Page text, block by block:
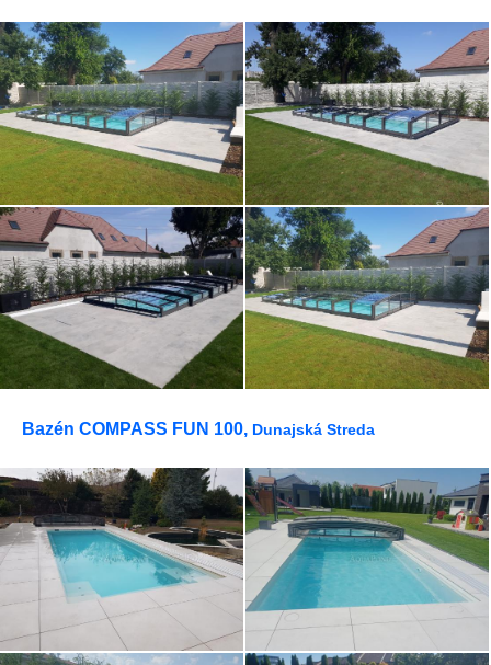
Bazén COMPASS FUN 100, Dunajská Streda